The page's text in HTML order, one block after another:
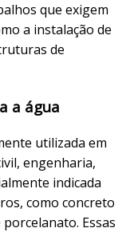
que exigem
a instalação de
de
a água
utilizada em
engenharia,
indicada
como concreto
Essas